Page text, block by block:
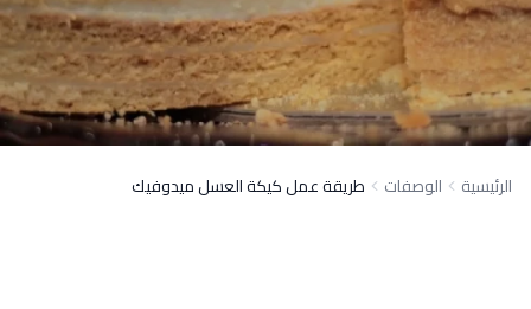
الرئيسية الوصفات طريقة عمل كيكة العسل ميدوفيك